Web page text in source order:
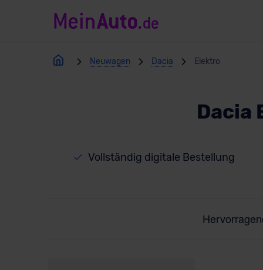
Neuwagen Dacia Elektro
Dacia
Vollständig digitale Bestellung